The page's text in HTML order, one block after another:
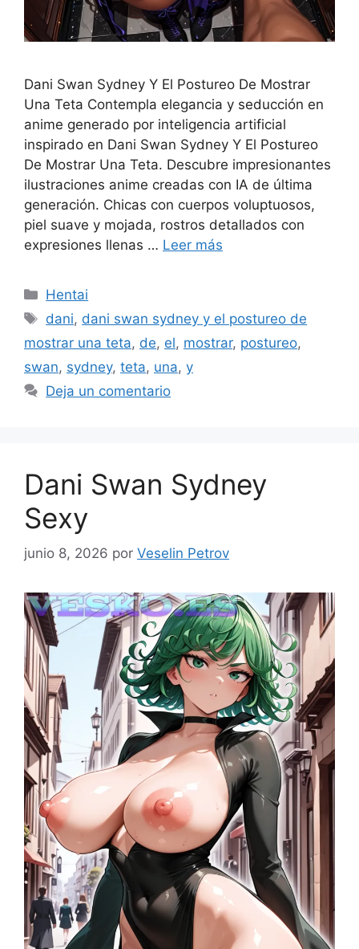
Dani Swan Sydney Y El Postureo De Mostrar
Una Teta Contempla elegancia y seducción en
anime generado por inteligencia artificial
inspirado en Dani Swan Sydney Y El Postureo
De Mostrar Una Teta. Descubre impresionantes
ilustraciones anime creadas con IA de última
generación. Chicas con cuerpos voluptuosos,
piel suave y mojada, rostros detallados con
expresiones llenas … Leer más
Categorías
Hentai
Etiquetas
dani, dani swan sydney y el postureo de
mostrar una teta, de, el, mostrar, postureo,
swan, sydney, teta, una, y
Deja un comentario
Dani Swan Sydney
Sexy
junio 8, 2026 por Veselin Petrov